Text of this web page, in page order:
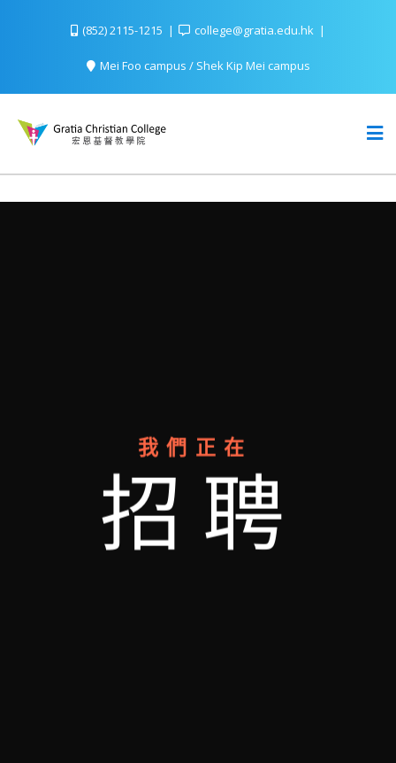
(852) 2115-1215 college@gratia.edu.hk
Mei Foo campus / Shek Kip Mei campus
我們正在
招聘